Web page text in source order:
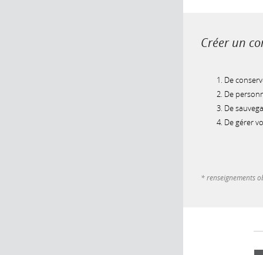
Créer un
De
De
De
De gérer
* renseignements